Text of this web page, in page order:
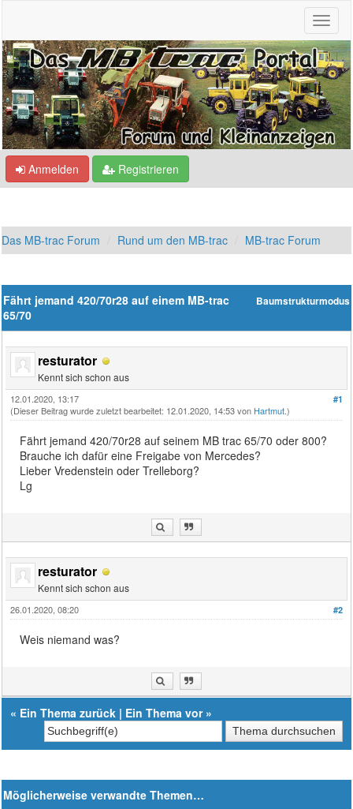
Anmelden Registrieren
Das MB-trac Forum Rund um den MB-trac MB-trac Forum
Baumstrukturmodus
Fährt jemand 420/70r28 auf einem MB-trac
65/70
resturator
Kennt sich schon aus
#1
12.01.2020, 13:17
(Dieser Beitrag wurde zuletzt bearbeitet: 12.01.2020, 14:53 von Hartmut.)
Fährt jemand 420/70r28 auf seinem MB trac 65/70 oder 800?
Brauche ich dafür eine Freigabe von Mercedes?
Lieber Vredenstein oder Trelleborg?
Lg
resturator
Kennt sich schon aus
#2
26.01.2020, 08:20
Weis niemand was?
« Ein Thema zurück | Ein Thema vor»
Möglicherweise verwandte Themen…